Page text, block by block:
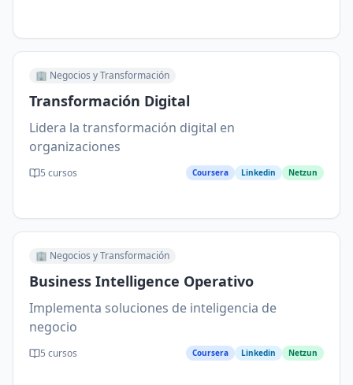
🏢 Negocios y Transformación
Transformación Digital
Lidera la transformación digital en
organizaciones
5 cursos Coursera Linkedin Netzun
🏢 Negocios y Transformación
Business Intelligence Operativo
Implementa soluciones de inteligencia de
negocio
5 cursos Coursera Linkedin Netzun